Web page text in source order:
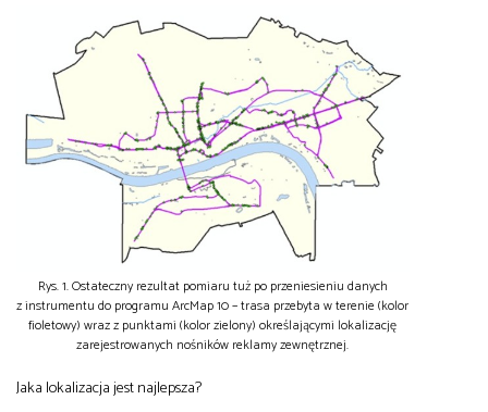
Rys. 1. Ostateczny rezultat pomiaru tuż po przeniesieniu danych
z instrumentu do programu ArcMap 10 – trasa przebyta w terenie (kolor
fioletowy) wraz z punktami (kolor zielony) określającymi lokalizację
zarejestrowanych nośników reklamy zewnętrznej.
Jaka lokalizacja jest najlepsza?